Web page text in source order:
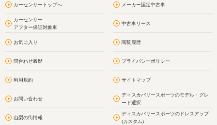
カーセンサートップへ メーカー認定中古車
カーセンサー
アフター保証対象車
中古車リース
お気に入り 閲覧履歴
問合わせ履歴 プライバシーポリシー
利用規約 サイトマップ
お問い合わせ
ディスカバリースポーツのモデル・グレ
ード選択
山梨の街情報
ディスカバリースポーツのドレスアップ
(カスタム)